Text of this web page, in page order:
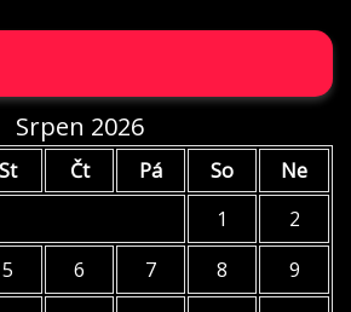
Srpen 2026
St Čt Pá So
Ne
1
2
5 6 7 8
9